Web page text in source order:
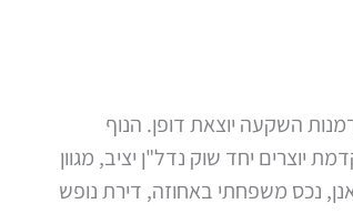
השקעה יוצאת דופן. הנוף
יחד שוק נדל"ן יציב, מגוון
נכס משפחתי באחוזה, דירת נופש